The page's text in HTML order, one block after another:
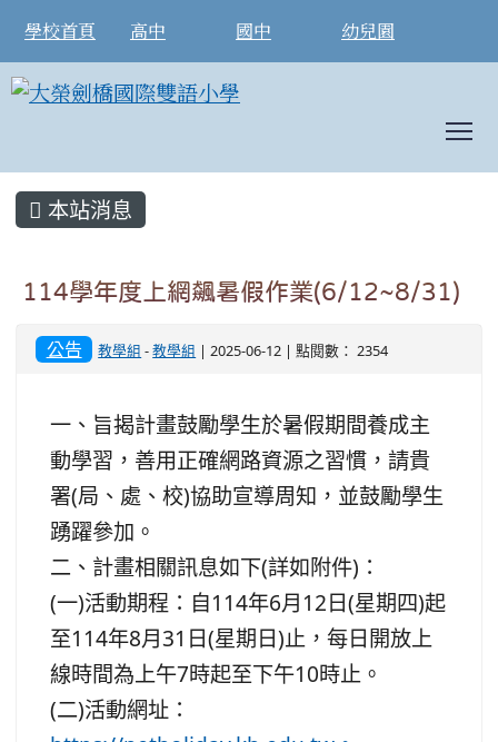
學校首頁 高中 國中 幼兒園
本站消息
114學年度上網飆暑假作業(6/12~8/31)
公告 教學組 -教學組 | 2025-06-12 | 點閱數： 2354
一、旨揭計畫鼓勵學生於暑假期間養成主
動學習，善用正確網路資源之習慣，請貴
署(局、處、校)協助宣導周知，並鼓勵學生
踴躍參加。
二、計畫相關訊息如下(詳如附件)：
(一)活動期程：自114年6月12日(星期四)起
至114年8月31日(星期日)止，每日開放上
線時間為上午7時起至下午10時止。
(二)活動網址：